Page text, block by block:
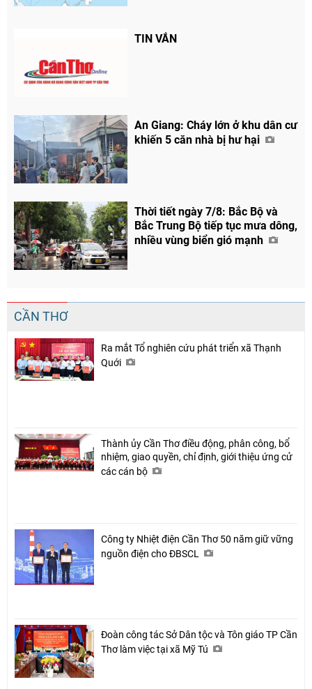
TIN VẮN
An Giang: Cháy lớn ở khu dân cư
khiến 5 căn nhà bị hư hại
Thời tiết ngày 7/8: Bắc Bộ và
Bắc Trung Bộ tiếp tục mưa dông,
nhiều vùng biển gió mạnh
CẦN THƠ
Ra mắt Tổ nghiên cứu phát triển xã Thạnh
Quới
Thành ủy Cần Thơ điều động, phân công, bổ
nhiệm, giao quyền, chỉ định, giới thiệu ứng cử
các cán bộ
Công ty Nhiệt điện Cần Thơ 50 năm giữ vững
nguồn điện cho ĐBSCL
Đoàn công tác Sở Dân tộc và Tôn giáo TP Cần
Thơ làm việc tại xã Mỹ Tú